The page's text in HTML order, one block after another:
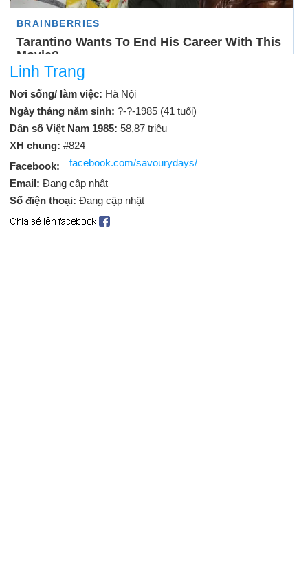
Linh Trang
Nơi sống/ làm việc: Hà Nội
Ngày tháng năm sinh: ?-?-1985 (41 tuổi)
Dân số Việt Nam 1985: 58,87 triệu
XH chung: #824
Facebook:
facebook.com/savourydays/
Email: Đang cập nhật
Số điện thoại: Đang cập nhật